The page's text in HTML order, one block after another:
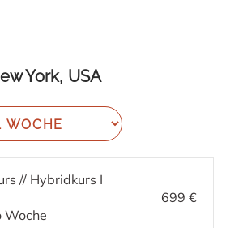
York, USA
// Hybridkurs I
Woche
699 €